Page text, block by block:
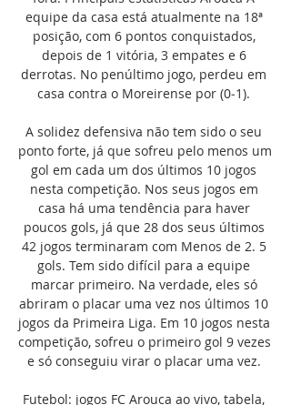
equipe da casa está atualmente na 18ª
posição, com 6 pontos conquistados,
depois de 1 vitória, 3 empates e 6
derrotas. No penúltimo jogo, perdeu em
casa contra o Moreirense por (0‑1).
A solidez defensiva não tem sido o seu
ponto forte, já que sofreu pelo menos um
gol em cada um dos últimos 10 jogos
nesta competição. Nos seus jogos em
casa há uma tendência para haver
poucos gols, já que 28 dos seus últimos
42 jogos terminaram com Menos de 2. 5
gols. Tem sido difícil para a equipe
marcar primeiro. Na verdade, eles só
abriram o placar uma vez nos últimos 10
jogos da Primeira Liga. Em 10 jogos nesta
competição, sofreu o primeiro gol 9 vezes
e só conseguiu virar o placar uma vez.
Futebol: jogos FC Arouca ao vivo, tabela,